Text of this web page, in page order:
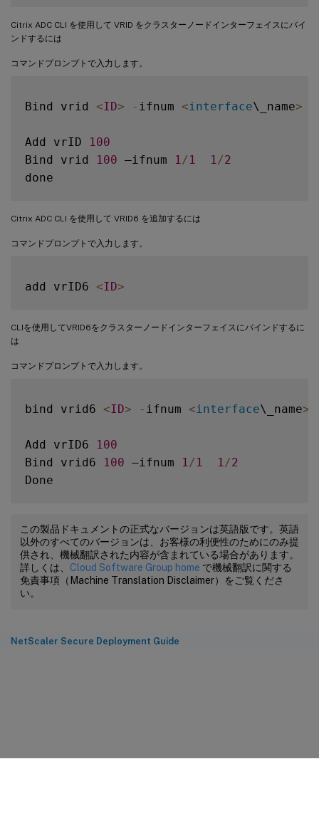
Citrix ADC CLI を使用して VRID をクラスターノードインターフェイスにバイ
ンドするには
コマンドプロンプトで入力します。
Bind vrid <ID> - ifnum <interface\_name>
Add vrID
100
Bind vrid
100 –ifnum 1 / 1 1 /2
Citrix ADC CLI を使用して VRID6 を追加するには
コマンドプロンプトで入力します。
add vrID6 <ID>
CLIを使用してVRID6をクラスターノードインターフェイスにバインドするに
は
コマンドプロンプトで入力します。
bind vrid6 <ID> - ifnum <interface\_name>
Add vrID6
100
Bind vrid6
100 –ifnum 1 / 1 1 /2
この製品ドキュメントの正式なバージョンは英語版です。英語
以外のすべてのバージョンは、お客様の利便性のためにのみ提
供され、機械翻訳された内容が含まれている場合があります。
詳しくは、 Cloud Software Group home で機械翻訳に関する
免責事項（Machine Translation Disclaimer）をご覧くださ
い。
NetScaler Secure Deployment Guide